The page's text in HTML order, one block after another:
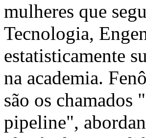
mulheres que
Tecnologia,
estatisticamente
na academia.
são os
pipeline",